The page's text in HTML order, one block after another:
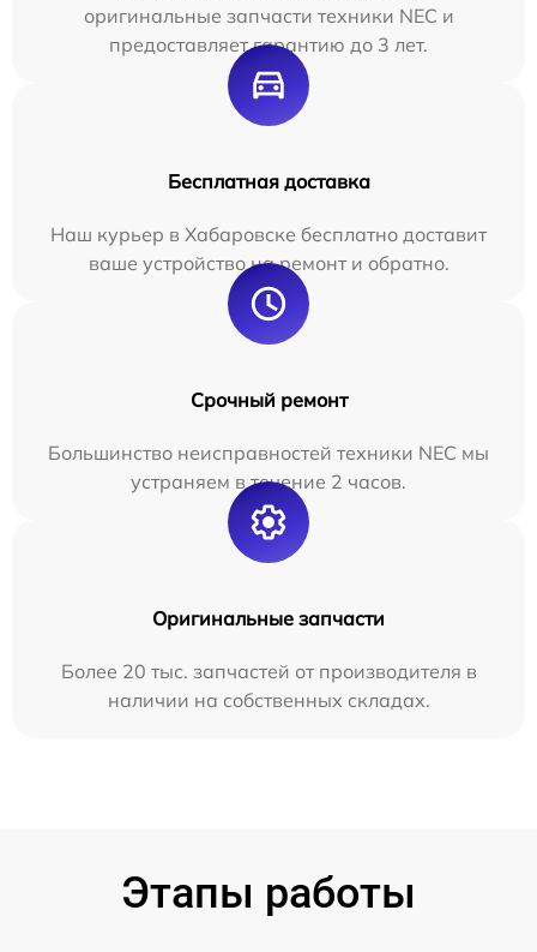
оригинальные запчасти техники NEC и
предоставляет гарантию до 3 лет.
Бесплатная доставка
Наш курьер в Хабаровске бесплатно доставит
ваше устройство на ремонт и обратно.
Срочный ремонт
Большинство неисправностей техники NEC мы
устраняем в течение 2 часов.
Оригинальные запчасти
Более 20 тыс. запчастей от производителя в
наличии на собственных складах.
Этапы работы